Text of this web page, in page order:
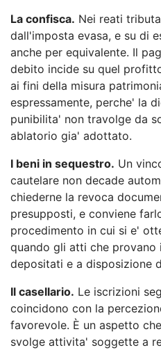
La confisca. Nei reati
dall'imposta evasa, e su di
anche per equivalente. Il
debito incide su quel
ai fini della misura
espressamente, perche' la
punibilita' non travolge da
ablatorio gia' adottato.
I beni in sequestro. Un
cautelare non decade
chiederne la revoca
presupposti, e conviene
procedimento in cui si e'
quando gli atti che provano
depositati e a disposizione
Il casellario. Le iscrizioni
coincidono con la
favorevole. È un aspetto
svolge attivita' soggette a